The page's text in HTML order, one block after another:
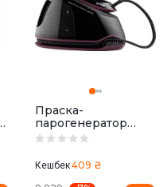
Праска-
парогенератор
Gorenje
Кешбек409 ₴